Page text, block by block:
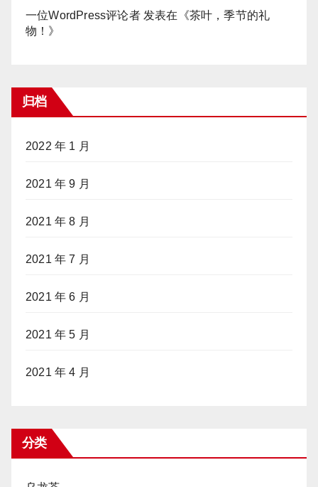
一位WordPress评论者发表在《茶叶，季节的礼
物！ 》
归档
2022 年 1 月
2021 年 9 月
2021 年 8 月
2021 年 7 月
2021 年 6 月
2021 年 5 月
2021 年 4 月
分类